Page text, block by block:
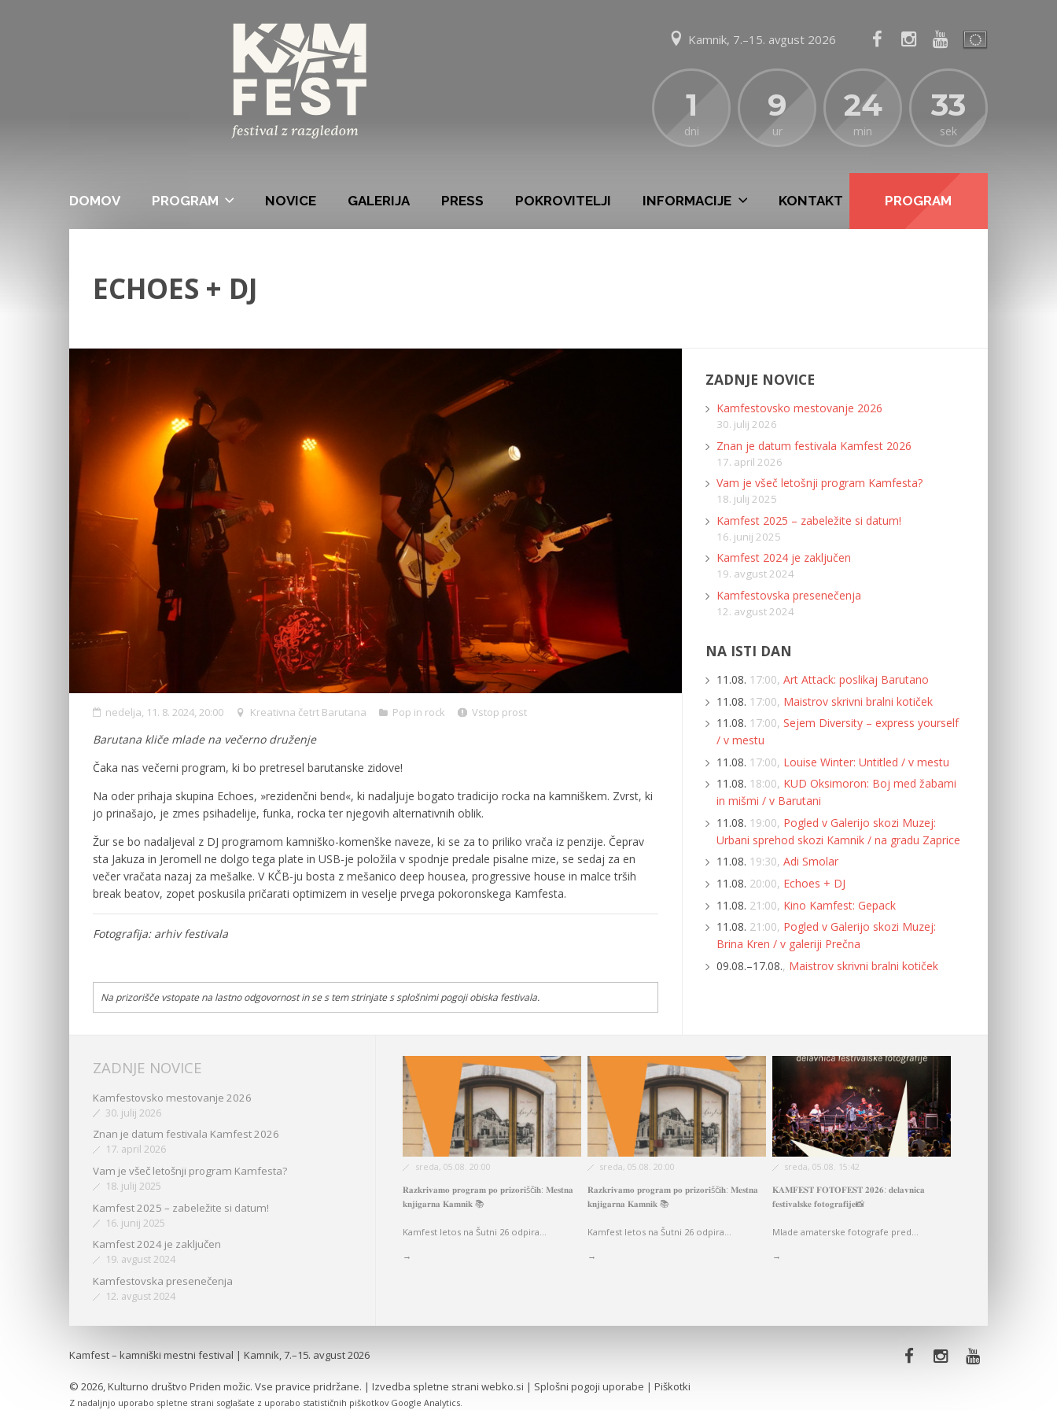
Kamnik, 7.–15. avgust 2026
1
dni
9
ur
24
min
32
sek
PROGRAM
DOMOV PROGRAM NOVICE GALERIJA PRESS POKROVITELJI INFORMACIJE KONTAKT
ECHOES + DJ
nedelja, 11. 8. 2024, 20:00 Kreativna četrt Barutana Pop in rock Vstop prost
Barutana kliče mlade na večerno druženje
Čaka nas večerni program, ki bo pretresel barutanske zidove!
Na oder prihaja skupina Echoes, »rezidenčni bend«, ki nadaljuje bogato tradicijo rocka na kamniškem. Zvrst, ki
jo prinašajo, je zmes psihadelije, funka, rocka ter njegovih alternativnih oblik.
Žur se bo nadaljeval z DJ programom kamniško-komenške naveze, ki se za to priliko vrača iz penzije. Čeprav
sta Jakuza in Jeromell ne dolgo tega plate in USB-je položila v spodnje predale pisalne mize, se sedaj za en
večer vračata nazaj za mešalke. V KČB-ju bosta z mešanico deep housea, progressive house in malce trših
break beatov, zopet poskusila pričarati optimizem in veselje prvega pokoronskega Kamfesta.
Fotografija: arhiv festivala
Na prizorišče vstopate na lastno odgovornost in se s tem strinjate s splošnimi pogoji obiska festivala.
ZADNJE NOVICE
Kamfestovsko mestovanje 2026
30. julij 2026
Znan je datum festivala Kamfest 2026
17. april 2026
Vam je všeč letošnji program Kamfesta?
18. julij 2025
Kamfest 2025 – zabeležite si datum!
16. junij 2025
Kamfest 2024 je zaključen
19. avgust 2024
Kamfestovska presenečenja
12. avgust 2024
NA ISTI DAN
11.08. 17:00, Art Attack: poslikaj Barutano
11.08. 17:00, Maistrov skrivni bralni kotiček
11.08. 17:00, Sejem Diversity – express yourself
/ v mestu
11.08. 17:00, Louise Winter: Untitled / v mestu
11.08. 18:00, KUD Oksimoron: Boj med žabami
in mišmi / v Barutani
11.08. 19:00, Pogled v Galerijo skozi Muzej:
Urbani sprehod skozi Kamnik / na gradu Zaprice
11.08. 19:30, Adi Smolar
11.08. 20:00, Echoes + DJ
11.08. 21:00, Kino Kamfest: Gepack
11.08. 21:00, Pogled v Galerijo skozi Muzej:
Brina Kren / v galeriji Prečna
09.08.–17.08., Maistrov skrivni bralni kotiček
ZADNJE NOVICE
Kamfestovsko mestovanje 2026
30. julij 2026
Znan je datum festivala Kamfest 2026
17. april 2026
Vam je všeč letošnji program Kamfesta?
18. julij 2025
Kamfest 2025 – zabeležite si datum!
16. junij 2025
Kamfest 2024 je zaključen
19. avgust 2024
Kamfestovska presenečenja
12. avgust 2024
sreda, 05.08. 20:00
𝐑𝐚𝐳𝐤𝐫𝐢𝐯𝐚𝐦𝐨 𝐩𝐫𝐨𝐠𝐫𝐚𝐦 𝐩𝐨 𝐩𝐫𝐢𝐳𝐨𝐫𝐢šč𝐢𝐡: 𝐌𝐞𝐬𝐭𝐧𝐚
𝐤𝐧𝐣𝐢𝐠𝐚𝐫𝐧𝐚 𝐊𝐚𝐦𝐧𝐢𝐤 📚
Kamfest letos na Šutni 26 odpira...
→
sreda, 05.08. 20:00
𝐑𝐚𝐳𝐤𝐫𝐢𝐯𝐚𝐦𝐨 𝐩𝐫𝐨𝐠𝐫𝐚𝐦 𝐩𝐨 𝐩𝐫𝐢𝐳𝐨𝐫𝐢šč𝐢𝐡: 𝐌𝐞𝐬𝐭𝐧𝐚
𝐤𝐧𝐣𝐢𝐠𝐚𝐫𝐧𝐚 𝐊𝐚𝐦𝐧𝐢𝐤 📚
Kamfest letos na Šutni 26 odpira...
→
sreda, 05.08. 15:42
𝐊𝐀𝐌𝐅𝐄𝐒𝐓 𝐅𝐎𝐓𝐎𝐅𝐄𝐒𝐓 𝟐𝟎𝟐𝟔: 𝐝𝐞𝐥𝐚𝐯𝐧𝐢𝐜𝐚
𝐟𝐞𝐬𝐭𝐢𝐯𝐚𝐥𝐬𝐤𝐞 𝐟𝐨𝐭𝐨𝐠𝐫𝐚𝐟𝐢𝐣𝐞📸
Mlade amaterske fotografe pred...
→
Kamfest – kamniški mestni festival | Kamnik, 7.–15. avgust 2026
© 2026, Kulturno društvo Priden možic. Vse pravice pridržane. | Izvedba spletne strani webko.si | Splošni pogoji uporabe | Piškotki
Z nadaljnjo uporabo spletne strani soglašate z uporabo statističnih piškotkov Google Analytics.